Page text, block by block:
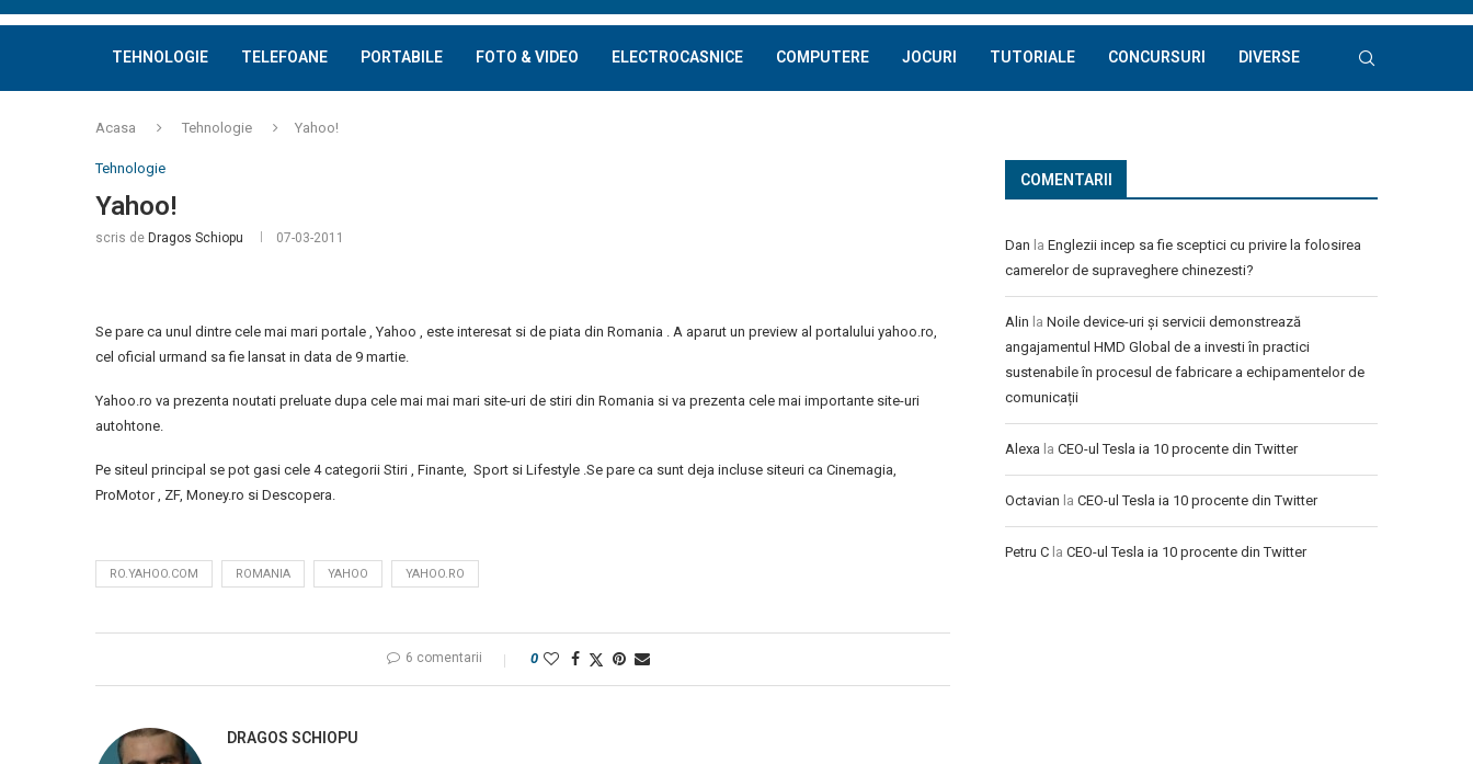
TEHNOLOGIE TELEFOANE PORTABILE FOTO & VIDEO ELECTROCASNICE COMPUTERE JOCURI TUTORIALE CONCURSURI DIVERSE
Acasa Tehnologie Yahoo!
Tehnologie
Yahoo!
scris de Dragos Schiopu 07-03-2011
Se pare ca unul dintre cele mai mari portale , Yahoo , este interesat si de piata din Romania . A aparut un preview al portalului yahoo.ro,
cel oficial urmand sa fie lansat in data de 9 martie.
Yahoo.ro va prezenta noutati preluate dupa cele mai mai mari site-uri de stiri din Romania si va prezenta cele mai importante site-uri
autohtone.
Pe siteul principal se pot gasi cele 4 categorii Stiri , Finante, Sport si Lifestyle .Se pare ca sunt deja incluse siteuri ca Cinemagia,
ProMotor , ZF, Money.ro si Descopera.
RO.YAHOO.COM ROMANIA YAHOO YAHOO.RO
6 comentarii 0
DRAGOS SCHIOPU
COMENTARII
Dan la Englezii incep sa fie sceptici cu privire la folosirea
camerelor de supraveghere chinezesti?
Alin la Noile device-uri și servicii demonstrează
angajamentul HMD Global de a investi în practici
sustenabile în procesul de fabricare a echipamentelor de
comunicații
Alexa la CEO-ul Tesla ia 10 procente din Twitter
Octavian la CEO-ul Tesla ia 10 procente din Twitter
Petru C la CEO-ul Tesla ia 10 procente din Twitter